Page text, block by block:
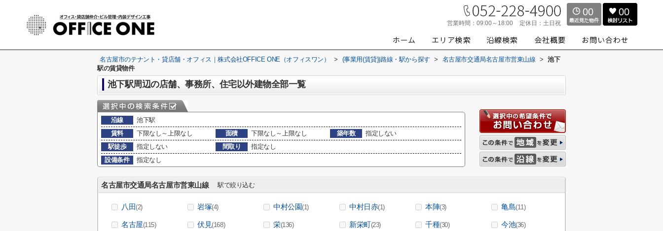
営業時間： 09:00～18:00 定休日： 土日祝
00 00
名古屋市のテナント・貸店舗・オフィス｜株式会社OFFICE ONE（オフィスワン） > (事業用(賃貸))路線・駅から探す > 名古屋市交通局名古屋市営東山線 >
池下
駅の賃貸物件
池下駅周辺の店舗、事務所、住宅以外建物全部一覧
沿線
池下駅
賃料
下限なし～上限なし 面積 下限なし～上限なし 築年数
指定しない
駅徒歩
指定しない 間取り
指定なし
設備条件
指定なし
名古屋市交通局名古屋市営東山線 駅で絞り込む
八田(2) 岩塚(4) 中村公園(1) 中村日赤(1) 本陣(3) 亀島(11)
名古屋(115) 伏見(168) 栄(136) 新栄町(23) 千種(30) 今池(36)